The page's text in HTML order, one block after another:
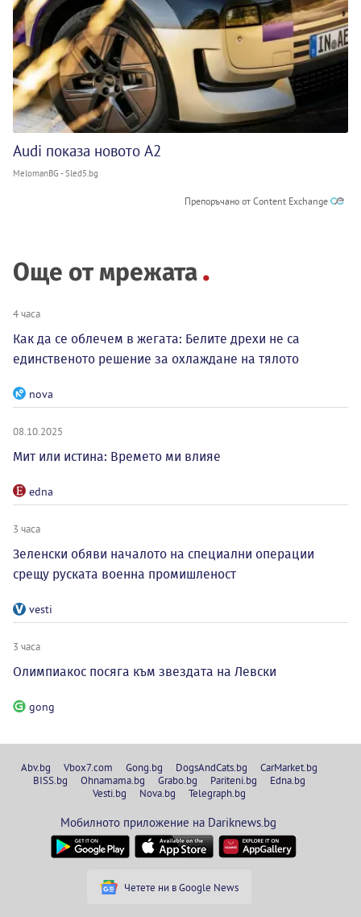
Audi показа новото A2
MelomanBG - Sled5.bg
Препоръчано от Content Exchange
Още от мрежата
4 часа
Как да се облечем в жегата: Белите дрехи не са
единственото решение за охлаждане на тялото
nova
08.10.2025
Мит или истина: Времето ми влияе
edna
3 часа
Зеленски обяви началото на специални операции
срещу руската военна промишленост
vesti
3 часа
Олимпиакос посяга към звездата на Левски
gong
Abv.bg Vbox7.com Gong.bg DogsAndCats.bg
CarMarket.bg
BISS.bg
Ohnamama.bg Grabo.bg Pariteni.bg
Edna.bg
Vesti.bg
Nova.bg Telegraph.bg
Мобилното приложение на Dariknews.bg
Четете ни в Google News